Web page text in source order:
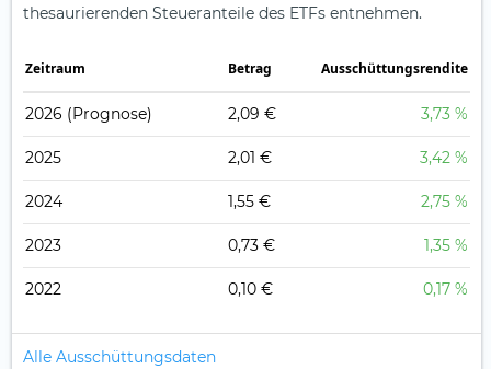
thesaurierenden Steueranteile des ETFs entnehmen.
Zeitraum Betrag Ausschüttungsrendite
2026 (Prognose) 2,09 € 3,73 %
2025 2,01 € 3,42 %
2024 1,55 € 2,75 %
2023 0,73 € 1,35 %
2022 0,10 € 0,17 %
Alle Ausschüttungsdaten